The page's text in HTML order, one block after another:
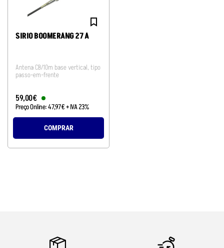
SIRIO BOOMERANG 27 A
Antena CB/10m base vertical, tipo
passo-em-frente
59,00€
Preço Online:47,97€+ IVA 23%
COMPRAR